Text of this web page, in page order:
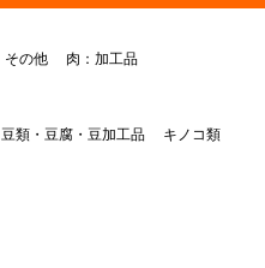
その他 肉：加工品
豆類・豆腐・豆加工品
キノコ類